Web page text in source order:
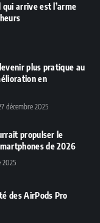
arrive est l’arme
plus pratique au
en
décembre 2025
propulser le
de 2026
2025
des AirPods Pro